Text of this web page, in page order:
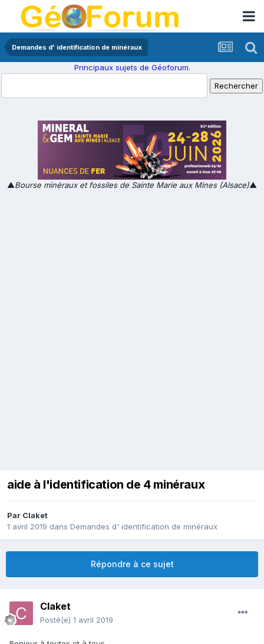
Demandes d' identification de minéraux
Principaux sujets de Géoforum.
▲Bourse minéraux et fossiles de Sainte Marie aux Mines (Alsace)▲
aide à l'identification de 4 minéraux
Par Claket
1 avril 2019 dans Demandes d' identification de minéraux
Répondre à ce sujet
Claket
Posté(e) 1 avril 2019